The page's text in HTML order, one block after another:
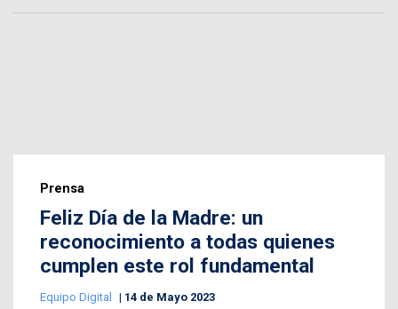
Prensa
Feliz Día de la Madre: un
reconocimiento a todas quienes
cumplen este rol fundamental
Equipo Digital 14 de Mayo 2023